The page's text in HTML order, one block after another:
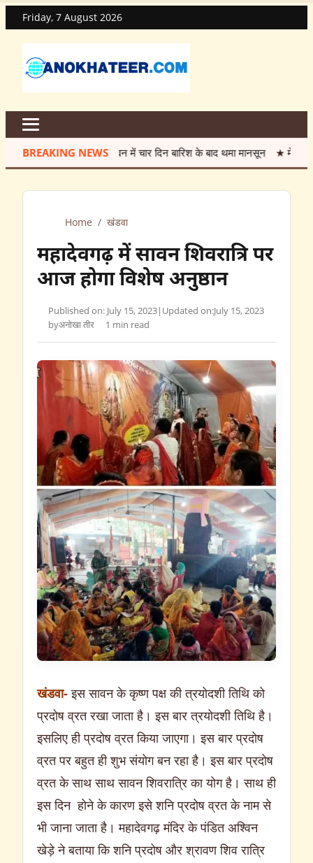
Friday, 7 August 2026
BREAKING NEWS
सावन में चार दिन बारिश के बाद थमा मानसून ★ मेंटेनेंस के नाम पर
Home / खंडवा
महादेवगढ़ में सावन शिवरात्रि पर
आज होगा विशेष अनुष्ठान
Published on: July 15, 2023| Updated on:July 15, 2023
byअनोखा तीर 1 min read
खंडवा-इस सावन के कृष्ण पक्ष की त्रयोदशी तिथि को
प्रदोष व्रत रखा जाता है। इस बार त्रयोदशी तिथि है।
इसलिए ही प्रदोष व्रत किया जाएगा। इस बार प्रदोष
व्रत पर बहुत ही शुभ संयोग बन रहा है। इस बार प्रदोष
व्रत के साथ साथ सावन शिवरात्रि का योग है। साथ ही
इस दिन होने के कारण इसे शनि प्रदोष व्रत के नाम से
भी जाना जाता है। महादेवगढ़ मंदिर के पंडित अश्विन
खेड़े ने बताया कि शनि प्रदोष और श्रावण शिव रात्रि